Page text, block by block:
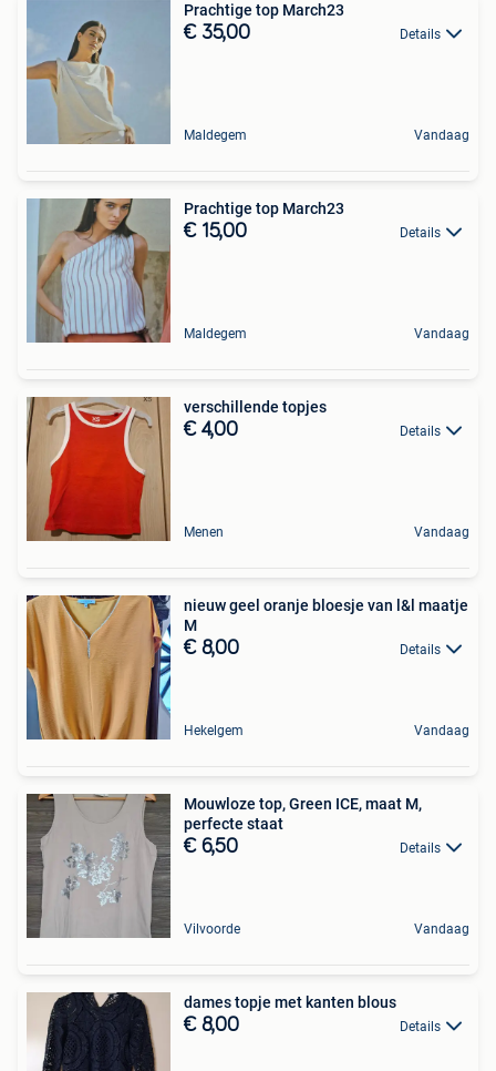
Prachtige top March23
€ 35,00 Details
Maldegem Vandaag
Prachtige top March23
€ 15,00 Details
Maldegem Vandaag
verschillende topjes
€ 4,00 Details
Menen Vandaag
nieuw geel oranje bloesje van l&l maatje
M
€ 8,00 Details
Hekelgem Vandaag
Mouwloze top, Green ICE, maat M,
perfecte staat
€ 6,50 Details
Vilvoorde Vandaag
dames topje met kanten blous
€ 8,00 Details